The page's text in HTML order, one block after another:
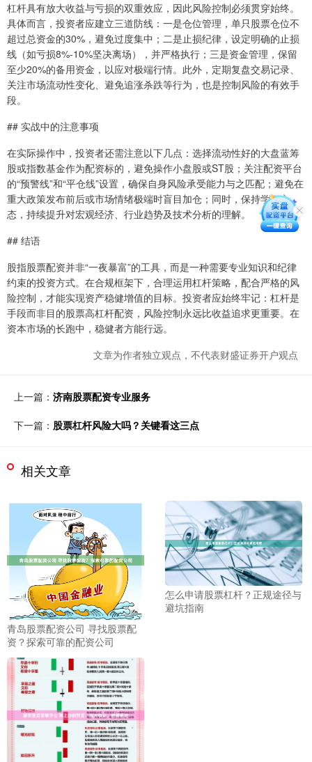
杠杆具有放大收益与亏损的双重效应，因此风险控制必须贯穿始终。
具体而言，投资者应建立三道防线：一是仓位管理，单只股票仓位不
超过总资金的30%，避免过度集中；二是止损纪律，设定明确的止损
线（如亏损8%-10%坚决离场），并严格执行；三是资金管理，保留
至少20%的备用资金，以应对极端行情。此外，定期复盘交易记录、
关注市场流动性变化、避免追涨杀跌等行为，也是控制风险的有效手
段。
## 实战中的注意事项
在实际操作中，投资者还需注意以下几点：选择流动性好的大盘蓝筹
股或指数基金作为配资标的，避免操作小盘股或ST股；关注配资平台
的“预警线”和“平仓线”设置，确保自身风险承受能力与之匹配；避免在
重大政策发布前后或市场情绪极端时盲目加仓；同时，保持学习心
态，持续提升对宏观经济、行业趋势及技术分析的理解。
## 结语
股指股票配资并非“一夜暴富”的工具，而是一种需要专业知识和纪律
约束的投资方式。在合规框架下，合理运用杠杆策略，配合严格的风
险控制，才能实现资产稳健增值的目标。投资者应始终牢记：杠杆是
手段而非目的股票高杠杆配资，风险控制永远比收益追求更重要。在
资本市场的长跑中，稳健者方能行远。
文章为作者独立观点，不代表财盛证券开户观点
上一篇： 济南股票配资专业服务
下一篇： 股票杠杆风险大吗？关键看这三点
相关文章
青岛股票配资公司 寻找股票配
资？探索可靠的配资公司
怎么申请股票杠杆？正规途径与
避坑指南